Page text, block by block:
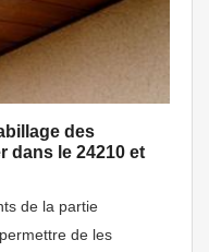
des
dans le 24210 et
de la partie
de les